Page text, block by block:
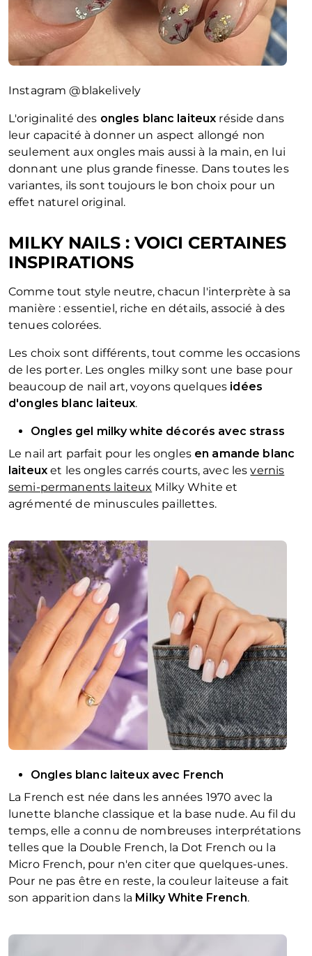
Instagram @blakelively
L'originalité des ongles blanc laiteux réside dans
leur capacité à donner un aspect allongé non
seulement aux ongles mais aussi à la main, en lui
donnant une plus grande finesse. Dans toutes les
variantes, ils sont toujours le bon choix pour un
effet naturel original.
MILKY NAILS : VOICI CERTAINES
INSPIRATIONS
Comme tout style neutre, chacun l'interprète à sa
manière : essentiel, riche en détails, associé à des
tenues colorées.
Les choix sont différents, tout comme les occasions
de les porter. Les ongles milky sont une base pour
beaucoup de nail art, voyons quelques idées
d'ongles blanc laiteux.
Ongles gel milky white décorés avec strass
Le nail art parfait pour les ongles en amande blanc
laiteuxet les ongles carrés courts, avec lesvernis
semi-permanents laiteux Milky White et
agrémenté de minuscules paillettes.
Ongles blanc laiteux avec French
La French est née dans les années 1970 avec la
lunette blanche classique et la base nude. Au fil du
temps, elle a connu de nombreuses interprétations
telles que la Double French, la Dot French ou la
Micro French, pour n'en citer que quelques-unes.
Pour ne pas être en reste, la couleur laiteuse a fait
son apparition dans la Milky White French.